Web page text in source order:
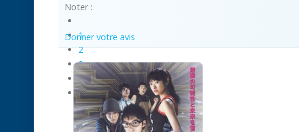
Noter :
1
2
3
4
5
Donner votre avis